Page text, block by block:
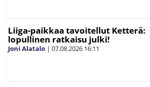
Liiga-paikkaa tavoitellut Ketterä:
lopullinen ratkaisu julki!
Joni Alatalo | 07.08.2026 16:11